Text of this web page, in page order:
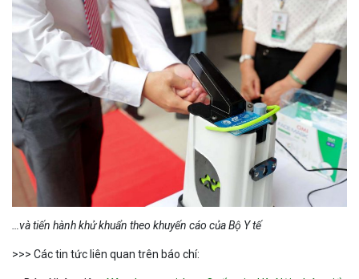
…và tiến hành khử khuẩn theo khuyến cáo của Bộ Y tế
>>> Các tin tức liên quan trên báo chí: